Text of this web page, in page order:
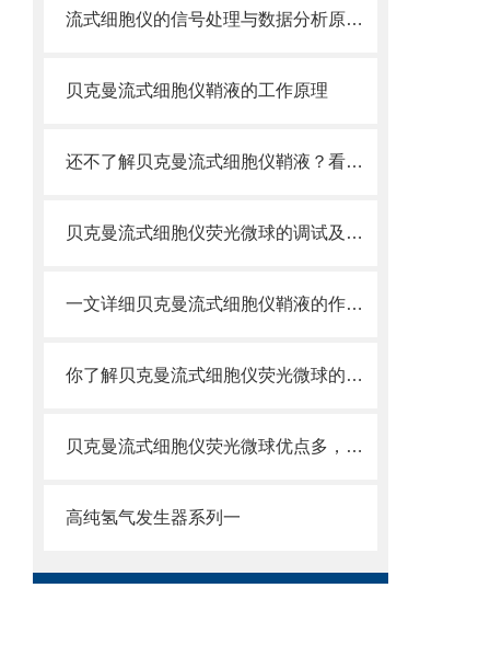
流式细胞仪的信号处理与数据分析原理分析
贝克曼流式细胞仪鞘液的工作原理
还不了解贝克曼流式细胞仪鞘液？看这里就对了！
贝克曼流式细胞仪荧光微球的调试及使用
一文详细贝克曼流式细胞仪鞘液的作用原理
你了解贝克曼流式细胞仪荧光微球的制备之怎样的吗
贝克曼流式细胞仪荧光微球优点多，实用效果好
高纯氢气发生器系列一